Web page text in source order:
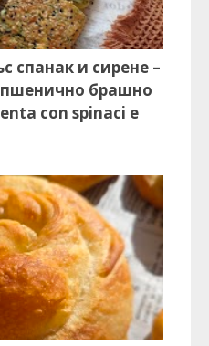
спанак и сирене –
пшенично брашно
con spinaci e